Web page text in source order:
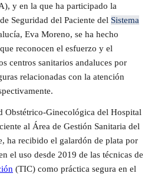
y en la que ha participado la
Seguridad del Paciente del Sistema
Eva Moreno, se ha hecho
reconocen el esfuerzo y el
centros sanitarios andaluces por
relacionadas con la atención
Obstétrico-Ginecológica del Hospital
al Área de Gestión Sanitaria del
ha recibido el galardón de plata por
el uso desde 2019 de las técnicas de
(TIC) como práctica segura en el